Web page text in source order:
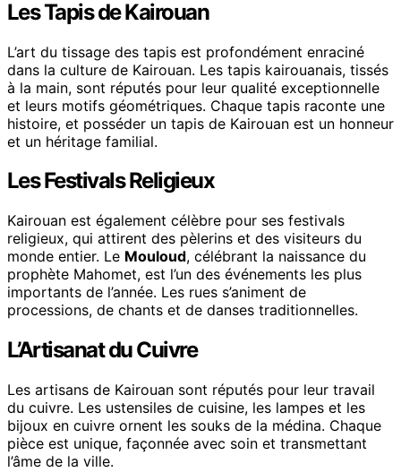
Les Tapis de Kairouan
L’art du tissage des tapis est profondément enraciné
dans la culture de Kairouan. Les tapis kairouanais, tissés
à la main, sont réputés pour leur qualité exceptionnelle
et leurs motifs géométriques. Chaque tapis raconte une
histoire, et posséder un tapis de Kairouan est un honneur
et un héritage familial.
Les Festivals Religieux
Kairouan est également célèbre pour ses festivals
religieux, qui attirent des pèlerins et des visiteurs du
monde entier. Le Mouloud, célébrant la naissance du
prophète Mahomet, est l’un des événements les plus
importants de l’année. Les rues s’animent de
processions, de chants et de danses traditionnelles.
L’Artisanat du Cuivre
Les artisans de Kairouan sont réputés pour leur travail
du cuivre. Les ustensiles de cuisine, les lampes et les
bijoux en cuivre ornent les souks de la médina. Chaque
pièce est unique, façonnée avec soin et transmettant
l’âme de la ville.